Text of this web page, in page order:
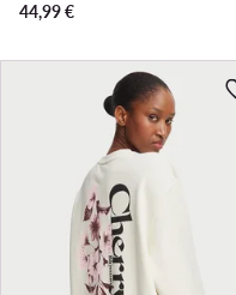
44,99€